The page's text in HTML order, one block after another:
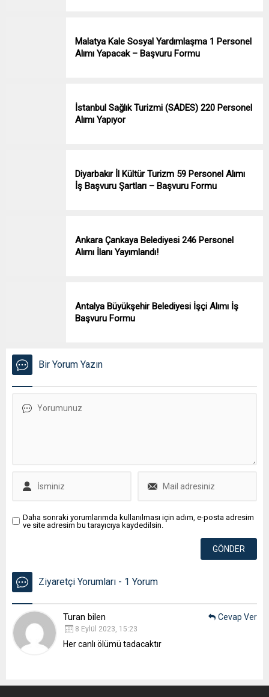
Malatya Kale Sosyal Yardımlaşma 1 Personel
Alımı Yapacak – Başvuru Formu
İstanbul Sağlık Turizmi (SADES) 220 Personel
Alımı Yapıyor
Diyarbakır İl Kültür Turizm 59 Personel Alımı
İş Başvuru Şartları – Başvuru Formu
Ankara Çankaya Belediyesi 246 Personel
Alımı İlanı Yayımlandı!
Antalya Büyükşehir Belediyesi İşçi Alımı İş
Başvuru Formu
Bir Yorum Yazın
Daha sonraki yorumlarımda kullanılması için adım, e-posta adresim
ve site adresim bu tarayıcıya kaydedilsin.
Ziyaretçi Yorumları - 1 Yorum
Turan bilen
8 Eylül 2023, 15:23
Her canlı ölümü tadacaktır
Cevap Ver